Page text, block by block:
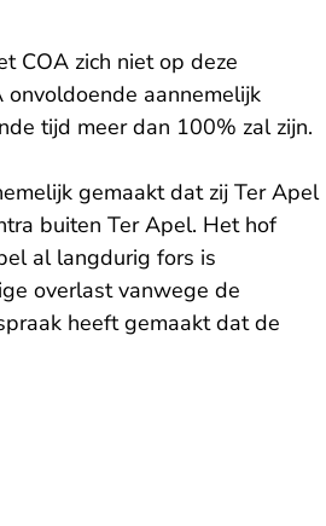
COA zich niet op deze
aannemelijk
tijd meer dan 100% zal zijn.
gemaakt dat zij Ter Apel
buiten Ter Apel. Het hof
al langdurig fors is
overlast vanwege de
heeft gemaakt dat de